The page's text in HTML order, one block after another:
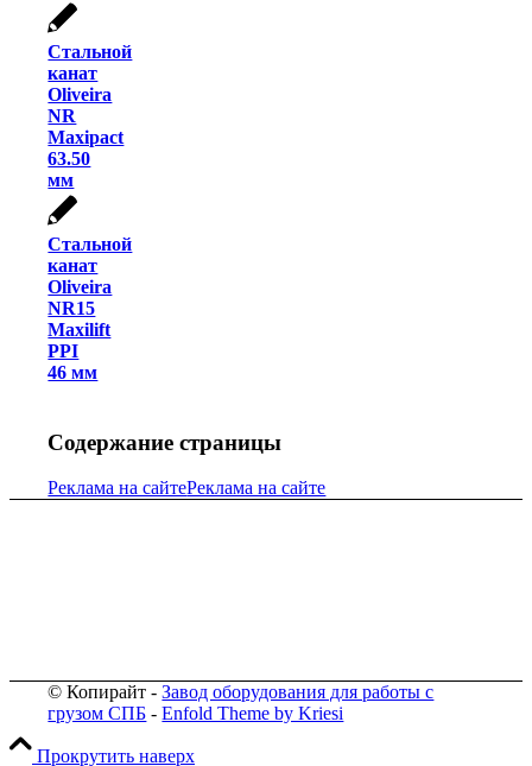
Стальной
канат
Oliveira
NR
Maxipact
63.50
мм
Стальной
канат
Oliveira
NR15
Maxilift
PPI
46 мм
Содержание страницы
Реклама на сайтеРеклама на сайте
© Копирайт -Завод оборудования для работы с
грузом СПБ -Enfold Theme by Kriesi
Прокрутить наверх